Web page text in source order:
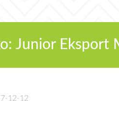
Junior Eksport
12-12